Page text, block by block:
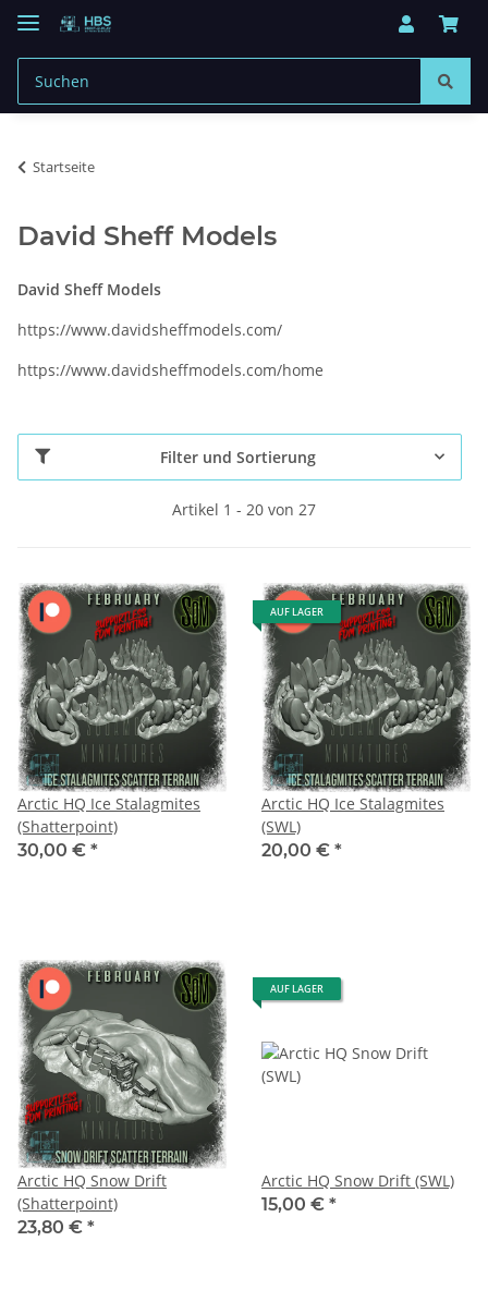
Startseite
David Sheff Models
David Sheff Models
https://www.davidsheffmodels.com/
https://www.davidsheffmodels.com/home
Filter und Sortierung
Artikel 1 - 20 von 27
Arctic HQ Ice Stalagmites
(Shatterpoint)
30,00 € *
AUF LAGER
Arctic HQ Ice Stalagmites
(SWL)
20,00 € *
Arctic HQ Snow Drift
(Shatterpoint)
23,80 € *
AUF LAGER
Arctic HQ Snow Drift (SWL)
15,00 € *